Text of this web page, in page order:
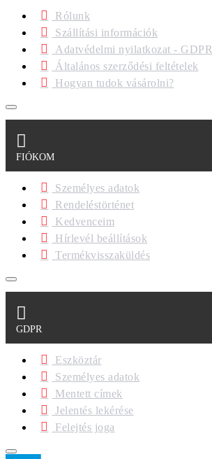
Rólunk
Szállítási információk
Adatvédelmi nyilatkozat - GDPR
Általános szerződési feltételek
Hogyan tudok vásárolni?
FIÓKOM
Személyes adatok
Rendeléstörténet
Kedvenceim
Hírlevél beállítások
Termékvisszaküldés
GDPR
Eszköztár
Személyes adatok
Mentett címek
Jelentés lekérése
Felejtés joga